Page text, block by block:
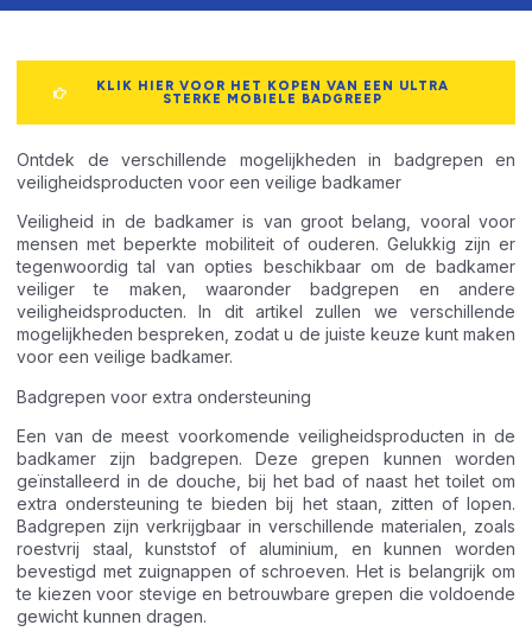
KLIK HIER VOOR HET KOPEN VAN EEN ULTRA
STERKE MOBIELE BADGREEP
Ontdek de verschillende mogelijkheden in badgrepen en
veiligheidsproducten voor een veilige badkamer
Veiligheid in de badkamer is van groot belang, vooral voor
mensen met beperkte mobiliteit of ouderen. Gelukkig zijn er
tegenwoordig tal van opties beschikbaar om de badkamer
veiliger te maken, waaronder badgrepen en andere
veiligheidsproducten. In dit artikel zullen we verschillende
mogelijkheden bespreken, zodat u de juiste keuze kunt maken
voor een veilige badkamer.
Badgrepen voor extra ondersteuning
Een van de meest voorkomende veiligheidsproducten in de
badkamer zijn badgrepen. Deze grepen kunnen worden
geïnstalleerd in de douche, bij het bad of naast het toilet om
extra ondersteuning te bieden bij het staan, zitten of lopen.
Badgrepen zijn verkrijgbaar in verschillende materialen, zoals
roestvrij staal, kunststof of aluminium, en kunnen worden
bevestigd met zuignappen of schroeven. Het is belangrijk om
te kiezen voor stevige en betrouwbare grepen die voldoende
gewicht kunnen dragen.